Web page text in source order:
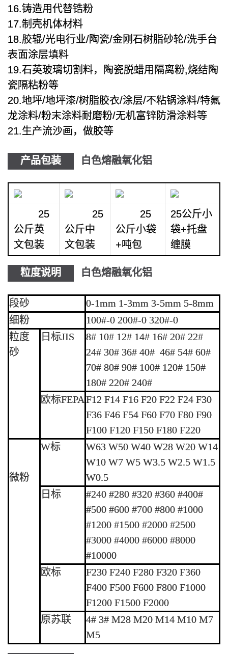
16.铸造用代替锆粉
17.制壳机体材料
18.胶辊/光电行业/陶瓷/金刚石树脂砂轮/洗手台
表面涂层填料
19.石英玻璃切割料，陶瓷脱蜡用隔离粉,烧结陶
瓷隔粘粉等
20.地坪/地坪漆/树脂胶衣/涂层/不粘锅涂料/特氟
龙涂料/粉末涂料耐磨粉/无机富锌防滑涂料等
21.生产流沙画，做胶等
产品包装 白色熔融氧化铝
25
公斤英
文包装
25
公斤中
文包装
25
公斤小袋
+吨包
25公斤小
袋+托盘
缠膜
粒度说明 白色熔融氧化铝
段砂
0-1mm 1-3mm 3-5mm 5-8mm
细粉
100#-0 200#-0 320#-0
粒度
砂
日标JIS
8# 10# 12# 14# 16# 20# 22#
24# 30# 36# 40# 46# 54# 60#
70# 80# 90# 100# 120# 150#
180# 220# 240#
欧标FEPAF12 F14 F16 F20 F22 F24 F30
F36 F46 F54 F60 F70 F80 F90
F100 F120 F150 F180 F220
微粉
W标
W63 W50 W40 W28 W20 W14
W10 W7 W5 W3.5 W2.5 W1.5
W0.5
日标
#240 #280 #320 #360 #400#
#500 #600 #700 #800 #1000
#1200 #1500 #2000 #2500
#3000 #4000 #6000 #8000
#10000
欧标
F230 F240 F280 F320 F360
F400 F500 F600 F800 F1000
F1200 F1500 F2000
原苏联
4# 3# M28 M20 M14 M10 M7
M5